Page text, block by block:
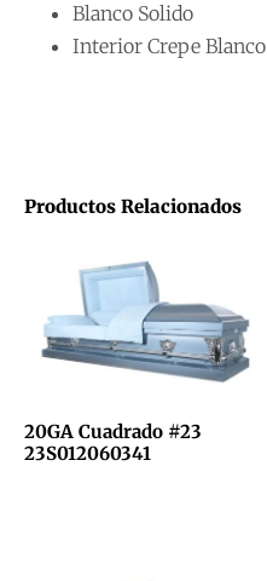
Blanco Solido
Interior Crepe
Productos Relacionados
20GA Cuadrado #23
23S012060341